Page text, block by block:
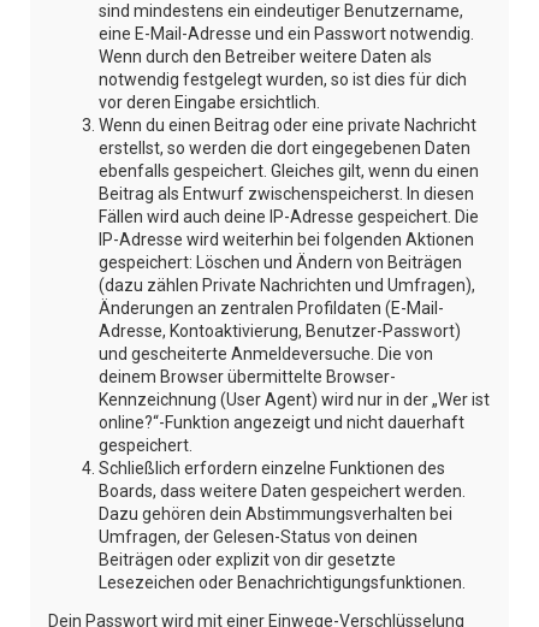
sind mindestens ein eindeutiger Benutzername,
eine E-Mail-Adresse und ein Passwort notwendig.
Wenn durch den Betreiber weitere Daten als
notwendig festgelegt wurden, so ist dies für dich
vor deren Eingabe ersichtlich.
Wenn du einen Beitrag oder eine private Nachricht
erstellst, so werden die dort eingegebenen Daten
ebenfalls gespeichert. Gleiches gilt, wenn du einen
Beitrag als Entwurf zwischenspeicherst. In diesen
Fällen wird auch deine IP-Adresse gespeichert. Die
IP-Adresse wird weiterhin bei folgenden Aktionen
gespeichert: Löschen und Ändern von Beiträgen
(dazu zählen Private Nachrichten und Umfragen),
Änderungen an zentralen Profildaten (E-Mail-
Adresse, Kontoaktivierung, Benutzer-Passwort)
und gescheiterte Anmeldeversuche. Die von
deinem Browser übermittelte Browser-
Kennzeichnung (User Agent) wird nur in der „Wer ist
online?“-Funktion angezeigt und nicht dauerhaft
gespeichert.
Schließlich erfordern einzelne Funktionen des
Boards, dass weitere Daten gespeichert werden.
Dazu gehören dein Abstimmungsverhalten bei
Umfragen, der Gelesen-Status von deinen
Beiträgen oder explizit von dir gesetzte
Lesezeichen oder Benachrichtigungsfunktionen.
Dein Passwort wird mit einer Einwege-Verschlüsselung